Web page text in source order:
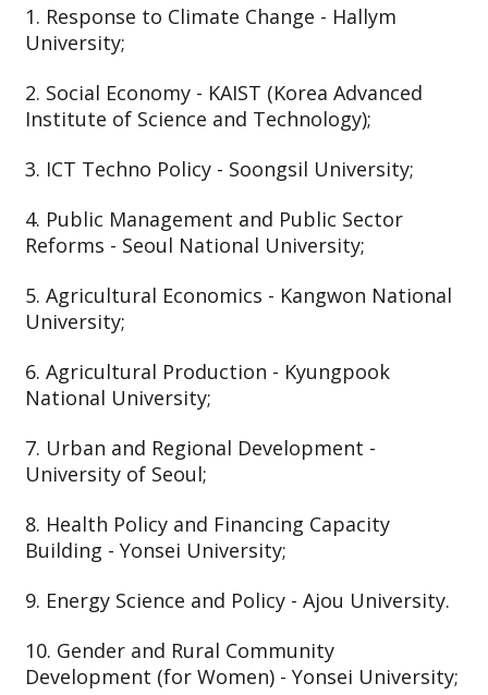
1. Response to Climate Change - Hallym
University;
2. Social Economy - KAIST (Korea Advanced
Institute of Science and Technology);
3. ICT Techno Policy - Soongsil University;
4. Public Management and Public Sector
Reforms - Seoul National University;
5. Agricultural Economics - Kangwon National
University;
6. Agricultural Production - Kyungpook
National University;
7. Urban and Regional Development -
University of Seoul;
8. Health Policy and Financing Capacity
Building - Yonsei University;
9. Energy Science and Policy - Ajou University.
10. Gender and Rural Community
Development (for Women) - Yonsei University;